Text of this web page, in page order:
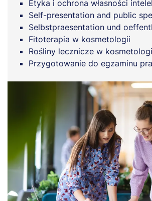
Etyka i ochrona własności
Self-presentation and public
Selbstpraesentation und
Fitoterapia w kosmetologii
Rośliny lecznicze w
Przygotowanie do egzaminu